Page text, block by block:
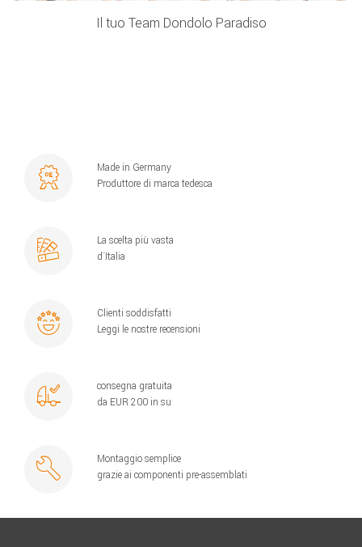
Il tuo Team Dondolo Paradiso
Made in Germany
Produttore di marca tedesca
La scelta più vasta
d´Italia
Clienti soddisfatti
Leggi le nostre recensioni
consegna gratuita
da EUR 200 in su
Montaggio semplice
grazie ai componenti pre-assemblati